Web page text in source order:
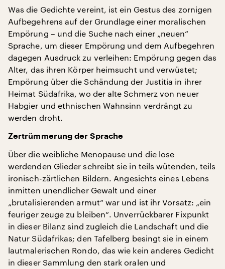
Was die Gedichte vereint, ist ein Gestus des zornigen
Aufbegehrens auf der Grundlage einer moralischen
Empörung – und die Suche nach einer „neuen“
Sprache, um dieser Empörung und dem Aufbegehren
dagegen Ausdruck zu verleihen: Empörung gegen das
Alter, das ihren Körper heimsucht und verwüstet;
Empörung über die Schändung der Justitia in ihrer
Heimat Südafrika, wo der alte Schmerz von neuer
Habgier und ethnischen Wahnsinn verdrängt zu
werden droht.
Zertrümmerung der Sprache
Über die weibliche Menopause und die lose
werdenden Glieder schreibt sie in teils wütenden, teils
ironisch-zärtlichen Bildern. Angesichts eines Lebens
inmitten unendlicher Gewalt und einer
„brutalisierenden armut“ war und ist ihr Vorsatz: „ein
feuriger zeuge zu bleiben“. Unverrückbarer Fixpunkt
in dieser Bilanz sind zugleich die Landschaft und die
Natur Südafrikas; den Tafelberg besingt sie in einem
lautmalerischen Rondo, das wie kein anderes Gedicht
in dieser Sammlung den stark oralen und